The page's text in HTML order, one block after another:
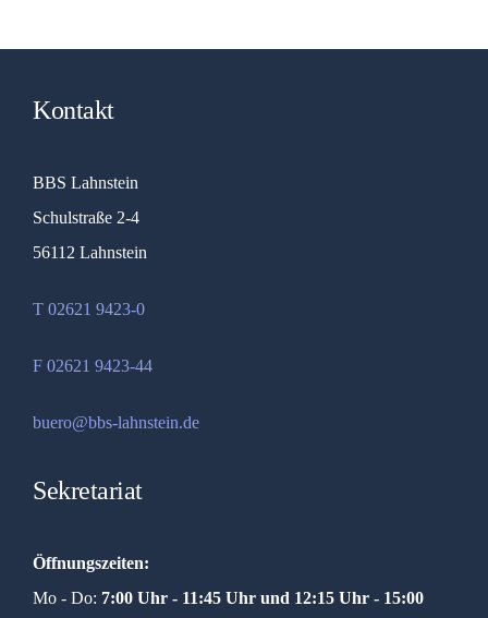
Kontakt
BBS Lahnstein
Schulstraße 2-4
56112 Lahnstein
T 02621 9423-0
F 02621 9423-44
buero@bbs-lahnstein.de
Sekretariat
Öffnungszeiten:
Mo - Do: 7:00 Uhr - 11:45 Uhr und 12:15 Uhr - 15:00